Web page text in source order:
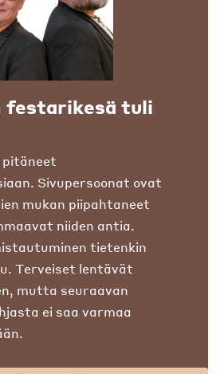
festarikesä tuli
pitäneet
Sivupersoonat ovat
mukan piipahtaneet
niiden antia.
tietenkin
Terveiset lentävät
mutta seuraavan
ei saa varmaa